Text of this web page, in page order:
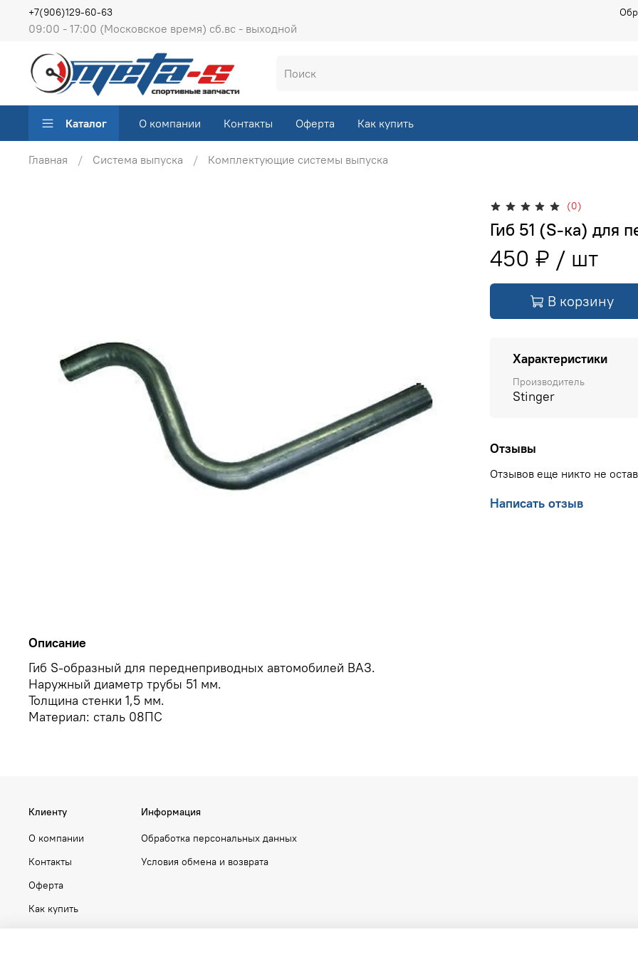
09:00 - 17:00 (Московское время) сб.вс - выходной
+7(906)129-60-63
Каталог О компании Контакты Оферта Как купить
Главная Система выпуска Комплектующие системы выпуска
(0)
Гиб 51 (S-ка) для
450 ₽
В корзину
Характеристики
Производитель
Stinger
Отзывы
Отзывов еще никто не
Написать отзыв
Описание
Гиб S-образный для переднеприводных автомобилей ВАЗ.
Наружный диаметр трубы 51 мм.
Толщина стенки 1,5 мм.
Материал: сталь 08ПС
Клиенту
О компании
Контакты
Оферта
Как купить
Информация
Обработка персональных данных
Условия обмена и возврата